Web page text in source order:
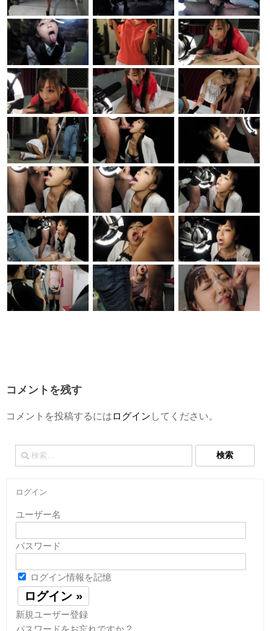
コメントを残す
コメントを投稿するには ログイン してください。
検
索:
ログイン
ユーザー名
パスワード
ログイン情報を記憶
新規ユーザー登録
パスワードをお忘れですか ?